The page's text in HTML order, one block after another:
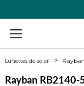
Lunettes de soleil Rayban
Rayban